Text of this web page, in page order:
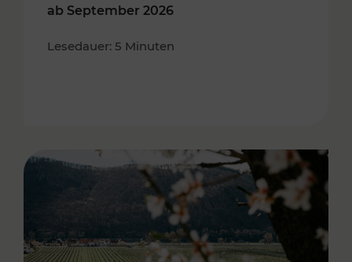
ab September 2026
Lesedauer: 5 Minuten